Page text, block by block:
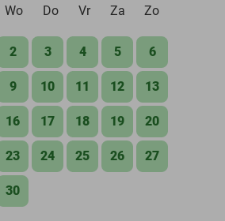
Wo Do Vr Za Zo
2 3 4 5 6
9 10 11 12 13
16 17 18 19 20
23 24 25 26 27
30